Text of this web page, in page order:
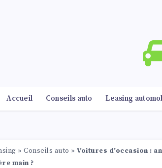
Accueil Conseils auto Leasing
» Conseils auto » Voitures d’occasion :
main ?